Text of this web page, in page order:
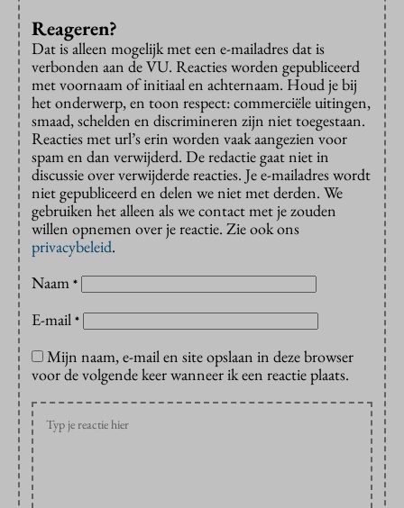
Reageren?
Dat is alleen mogelijk met een e-mailadres dat is
verbonden aan de VU. Reacties worden gepubliceerd
met voornaam of initiaal en achternaam. Houd je bij
het onderwerp, en toon respect: commerciële uitingen,
smaad, schelden en discrimineren zijn niet toegestaan.
Reacties met url’s erin worden vaak aangezien voor
spam en dan verwijderd. De redactie gaat niet in
discussie over verwijderde reacties. Je e-mailadres wordt
niet gepubliceerd en delen we niet met derden. We
gebruiken het alleen als we contact met je zouden
willen opnemen over je reactie. Zie ook ons
privacybeleid.
Naam *
E-mail *
Mijn naam, e-mail en site opslaan in deze browser
voor de volgende keer wanneer ik een reactie plaats.